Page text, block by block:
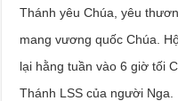
Thánh yêu Chúa, yêu
mang vương quốc Chúa.
lại hằng tuần vào 6 giờ tối
Thánh LSS của người Nga.